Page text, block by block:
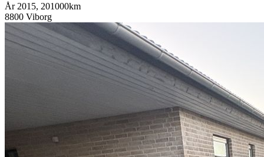
År 2015, 201000km
8800 Viborg